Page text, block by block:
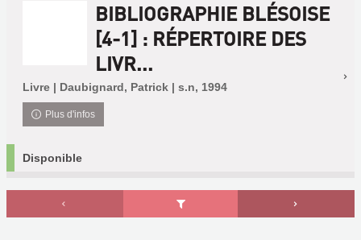
BIBLIOGRAPHIE BLÉSOISE
[4-1] : RÉPERTOIRE DES
LIVR...
Livre | Daubignard, Patrick | s.n, 1994
Plus d'infos
Disponible